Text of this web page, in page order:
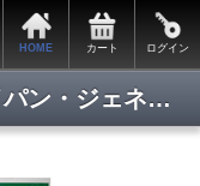
HOME カート ログイン
【公式通販】ブプロンSR(ザイパン・ジェネリック)/最安値通販/正規品保証/即日発送/即日通販/Pmart/通販ファーマシー